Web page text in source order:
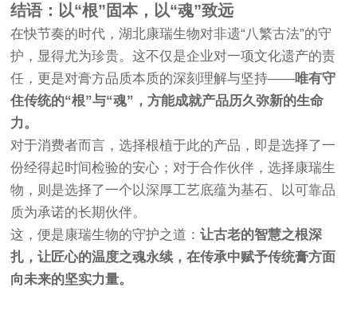
结语：以“根”固本，以“魂”致远
在快节奏的时代，湖北康瑞生物对非遗“八繁古法”的守
护，显得尤为珍贵。这不仅是企业对一项文化遗产的责
任，更是对膏方品质本质的深刻理解与坚持——唯有守
住传统的“根”与“魂”，方能成就产品历久弥新的生命
力。
对于消费者而言，选择根植于此的产品，即是选择了一
份经得起时间检验的安心；对于合作伙伴，选择康瑞生
物，则是选择了一个以深厚工艺底蕴为基石、以可靠品
质为承诺的长期伙伴。
这，便是康瑞生物的守护之道：让古老的智慧之根深
扎，让匠心的温度之魂永续，在传承中赋予传统膏方面
向未来的坚实力量。